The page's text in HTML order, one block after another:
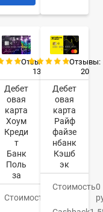
руб.
Отзывы:
13
Дебет
овая
карта
Хоум
Креди
т
Банк
Поль
за
Стоимость
руб.
Отзывы:
20
Дебет
овая
карта
Райф
файзе
нбанк
Кэшб
эк
Стоимость0